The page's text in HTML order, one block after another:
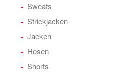
Sweats
Strickjacken
Jacken
Hosen
Shorts